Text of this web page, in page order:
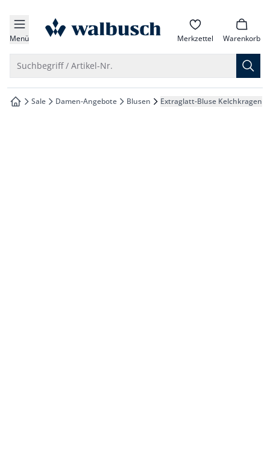
springen
springen
springen
springen
Menü zur Startseite Merkzettel Warenkorb
Suchbegriff / Artikel-Nr.
zur Startseite
Sale Damen-Angebote Blusen Extraglatt-Bluse Kelchkragen